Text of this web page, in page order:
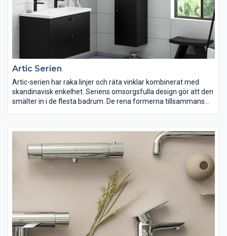
Artic Serien
Artic-serien har raka linjer och räta vinklar kombinerat med
skandinavisk enkelhet. Seriens omsorgsfulla design gör att den
smälter in i de flesta badrum. De rena formerna tillsammans